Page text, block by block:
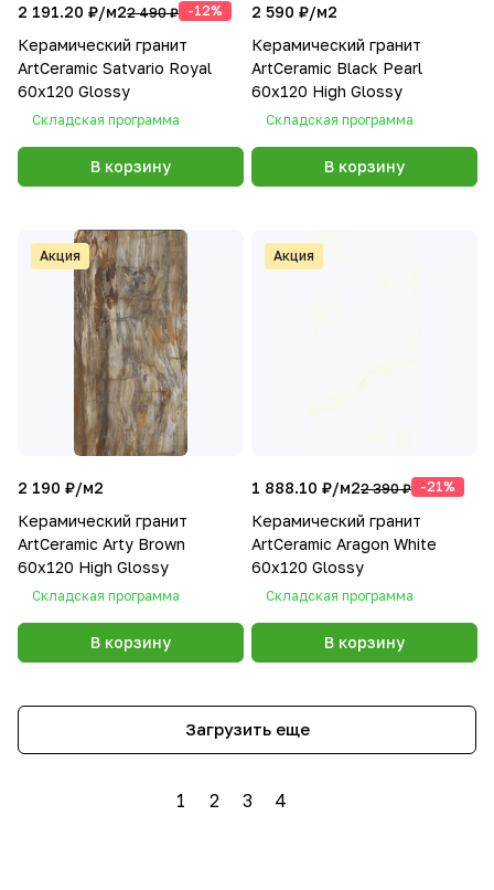
2 191.20 ₽/м22 490 ₽ -12%
Керамический гранит
ArtCeramic Satvario Royal
60х120 Glossy
Складская программа
В корзину
2 590 ₽/м2
Керамический гранит
ArtCeramic Black Pearl
60х120 High Glossy
Складская программа
В корзину
Акция
2 190 ₽/м2
Керамический гранит
ArtCeramic Arty Brown
60х120 High Glossy
Складская программа
В корзину
Акция
1 888.10 ₽/м22 390 ₽ -21%
Керамический гранит
ArtCeramic Aragon White
60х120 Glossy
Складская программа
В корзину
Загрузить еще
1 2 3 4